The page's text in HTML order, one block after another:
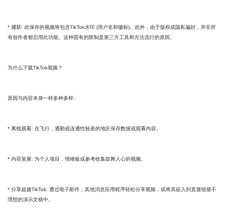
* 捕获: 此保存的视频将包含TikTok水印 (用户名和徽标)。此外，由于版权或隐私偏好，并非所
有创作者都启用此功能。这种固有的限制是第三方工具和方法流行的原因。
为什么下载TikTok视频？
原因与内容本身一样多种多样:
* 离线观看: 在飞行，通勤或连通性较差的地区保存数据或观看内容。
* 内容策展: 为个人项目，情绪板或参考收集鼓舞人心的视频。
* 分享超越TikTok: 通过电子邮件，其他消息应用程序轻松分享视频，或将其嵌入到直接链接不
理想的演示文稿中。